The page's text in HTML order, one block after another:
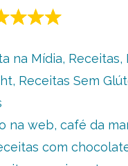
na Mídia, Receitas,
, Receitas Sem
na web, café da
com